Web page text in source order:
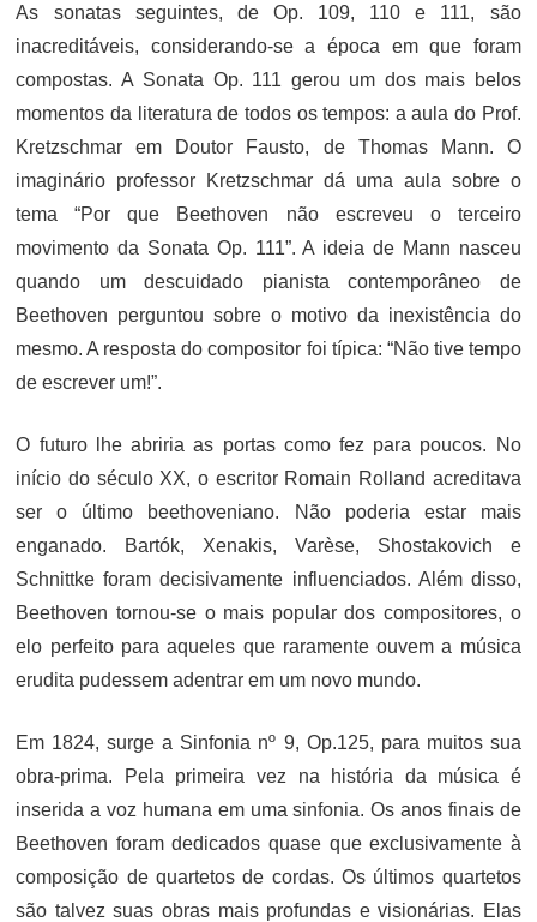
As sonatas seguintes, de Op. 109, 110 e 111, são
inacreditáveis, considerando-se a época em que foram
compostas. A Sonata Op. 111 gerou um dos mais belos
momentos da literatura de todos os tempos: a aula do Prof.
Kretzschmar em Doutor Fausto, de Thomas Mann. O
imaginário professor Kretzschmar dá uma aula sobre o
tema “Por que Beethoven não escreveu o terceiro
movimento da Sonata Op. 111”. A ideia de Mann nasceu
quando um descuidado pianista contemporâneo de
Beethoven perguntou sobre o motivo da inexistência do
mesmo. A resposta do compositor foi típica: “Não tive tempo
de escrever um!”.
O futuro lhe abriria as portas como fez para poucos. No
início do século XX, o escritor Romain Rolland acreditava
ser o último beethoveniano. Não poderia estar mais
enganado. Bartók, Xenakis, Varèse, Shostakovich e
Schnittke foram decisivamente influenciados. Além disso,
Beethoven tornou-se o mais popular dos compositores, o
elo perfeito para aqueles que raramente ouvem a música
erudita pudessem adentrar em um novo mundo.
Em 1824, surge a Sinfonia nº 9, Op.125, para muitos sua
obra-prima. Pela primeira vez na história da música é
inserida a voz humana em uma sinfonia. Os anos finais de
Beethoven foram dedicados quase que exclusivamente à
composição de quartetos de cordas. Os últimos quartetos
são talvez suas obras mais profundas e visionárias. Elas